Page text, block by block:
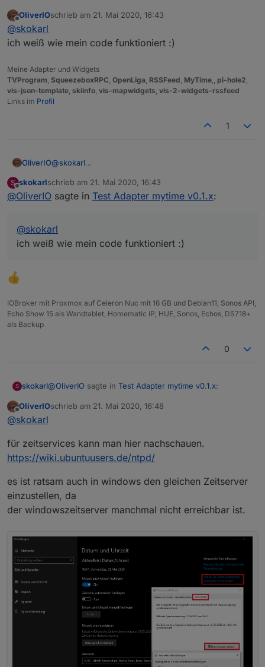
client überprüft?
eine abweichung von mehr wie 1er sekunde
Du bist schon ein Fuchs..... wenn ich die Uhr vom
Info Seite (Übersicht) geht tatsächlich die Uhr vom
Laptop eine Sekunde vor.
Offline
OliverIOschrieb am 21. Mai 2020, 16:43
zuletzt editiert von
@skokarl
ich weiß wie mein code funktioniert :)
Meine Adapter und Widgets
TVProgram SqueezeboxRPC OpenLiga RSSFeed MyTime pi-hole2
vis-json-template skiinfo vis-mapwidgets vis-2-widgets-rssfeed
Links im Profil
1
OliverIO@skokarl
S
Offline
skokarlschrieb am 21. Mai 2020, 16:43
zuletzt editiert von
@OliverIO sagte in Test Adapter mytime v0.1.x:
@skokarl
ich weiß wie mein code funktioniert :)
IOBroker mit Proxmox auf Celeron Nuc mit 16 GB und Debian11, Sonos API,
Echo Show 15 als Wandtablet, Homematic IP, HUE, Sonos, Echos, DS718+
als Backup
0
S skokarl@OliverIO sagte in Test Adapter mytime v0.1.x:
Offline
OliverIOschrieb am 21. Mai 2020, 16:48
zuletzt editiert von
@skokarl
für zeitservices kann man hier nachschauen.
https://wiki.ubuntuusers.de/ntpd/
es ist ratsam auch in windows den gleichen Zeitserver
einzustellen, da
der windowszeitserver manchmal nicht erreichbar ist.